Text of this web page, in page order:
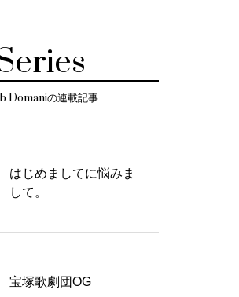
Domaniの連載記事
はじめましてに悩みま
して。
宝塚歌劇団OG